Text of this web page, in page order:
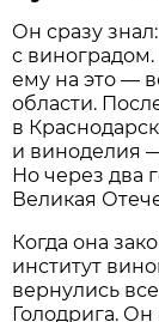
Он сразу
с
ему на это —
области.
в
и виноделия
Но через два
Великая
Когда она
институт
вернулись
Голодрига.